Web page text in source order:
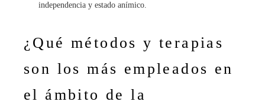
independencia y estado anímico.
¿Qué métodos y terapias
son los más empleados en
el ámbito de la